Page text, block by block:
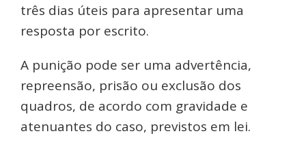
três dias úteis para apresentar uma
resposta por escrito.
A punição pode ser uma advertência,
repreensão, prisão ou exclusão dos
quadros, de acordo com gravidade e
atenuantes do caso, previstos em lei.